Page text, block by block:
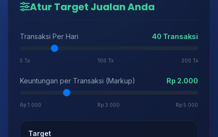
Atur Target Jualan Anda
Transaksi Per Hari 40 Transaksi
5 Tx 100 Tx 200 Tx
Keuntungan per Transaksi (Markup) Rp 2.000
Rp 1.000 Rp 3.000 Rp 5.000
Target